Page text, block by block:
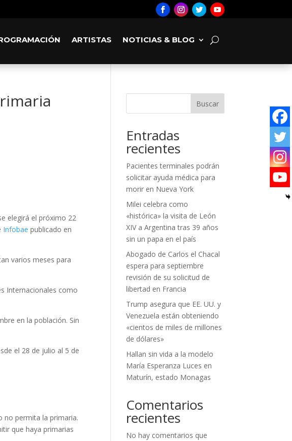
ARTISTAS NOTICIAS & BLOG
elegirá el próximo 22
Infobae publicado en
varios meses para
Internacionales como
en la población. Sin
el 28 de julio al 5 de
no permita la primaria.
que haya primarias
Buscar
Entradas
recientes
Pacientes terminales podrán
solicitar ayuda médica para
morir en Nueva York
Milei celebra como
«histórica» la visita de León
XIV a Argentina tras 39 años
sin un papa en el país
Abogado de Carlos el Chacal
espera para septiembre
revisión de su solicitud de
libertad en Francia
Trump asegura que EE. UU. y
Venezuela están obteniendo
«cientos de miles de millones
de dólares»
Hallan sin vida a la modelo
María Esperanza Luces en
Maturín, estado Monagas
Comentarios
recientes
No hay comentarios que